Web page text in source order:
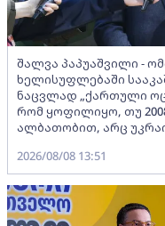
შალვა პაპუაშვილი -
ხელისუფლებაში
ნაცვლად „ქართული
რომ ყოფილიყო, თუ
ალბათობით, არც
2026/08/08 13:51